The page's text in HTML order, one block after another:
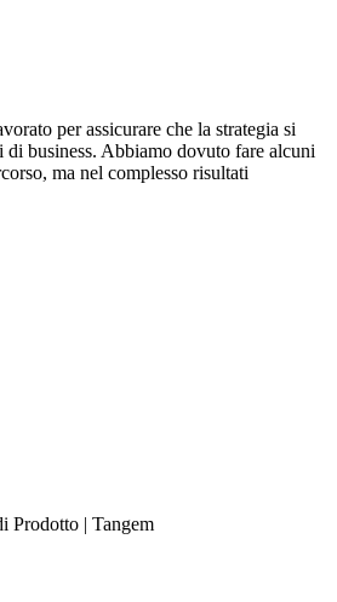
per assicurare che la strategia si
di business. Abbiamo dovuto fare alcuni
ma nel complesso risultati
Prodotto | Tangem